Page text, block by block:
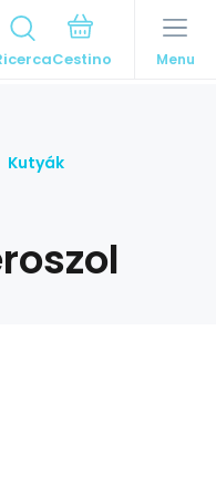
Menu
Kutyák